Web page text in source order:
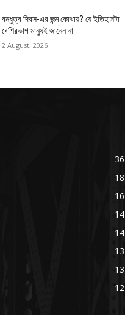
বন্ধুত্ব দিবস-এর জন্ম কোথায়? যে ইতিহাসটা
বেশিরভাগ মানুষই জানেন না
2 August, 2026
36
18
16
14
14
13
13
12